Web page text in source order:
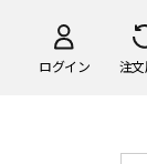
ログイン 注